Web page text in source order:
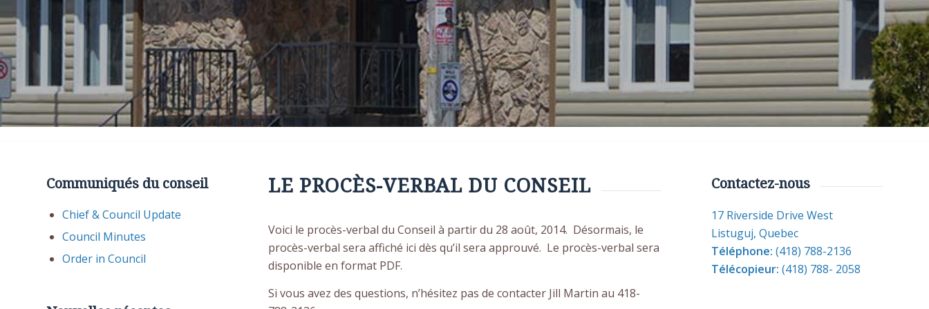
Communiqués du conseil
Chief & Council Update
Council Minutes
Order in Council
LE PROCÈS-VERBAL DU CONSEIL
Voici le procès-verbal du Conseil à partir du 28 août, 2014. Désormais, le
procès-verbal sera affiché ici dès qu’il sera approuvé. Le procès-verbal sera
disponible en format PDF.
Si vous avez des questions, n’hésitez pas de contacter Jill Martin au 418-
Contactez-nous
17 Riverside Drive West
Listuguj, Quebec
Téléphone: (418) 788-2136
Télécopieur: (418) 788- 2058